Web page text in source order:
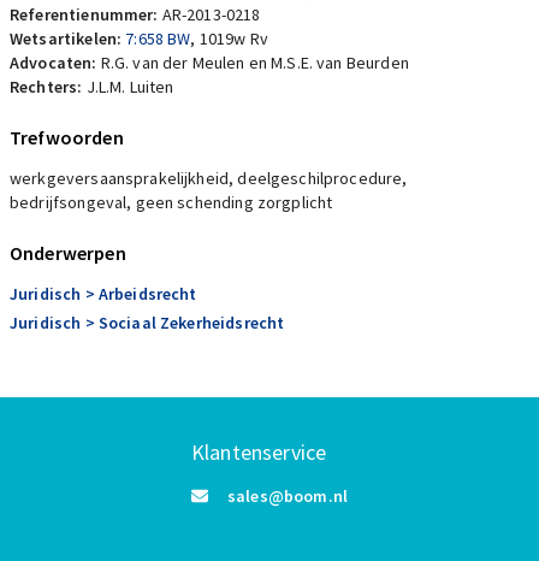
Referentienummer: AR-2013-0218
Wetsartikelen: 7:658 BW, 1019w Rv
Advocaten: R.G. van der Meulen en M.S.E. van Beurden
Rechters: J.L.M. Luiten
Trefwoorden
werkgeversaansprakelijkheid, deelgeschilprocedure,
bedrijfsongeval, geen schending zorgplicht
Onderwerpen
Juridisch > Arbeidsrecht
Juridisch > Sociaal Zekerheidsrecht
Klantenservice
sales@boom.nl